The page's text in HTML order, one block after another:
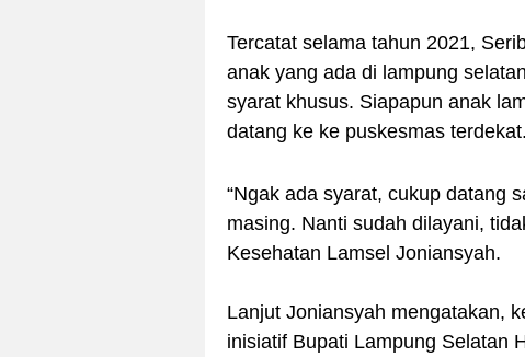
Tercatat selama tahun 2021,
anak yang ada di lampung
syarat khusus. Siapapun anak
datang ke ke puskesmas terdekat.
“Ngak ada syarat, cukup datang
masing. Nanti sudah dilayani,
Kesehatan Lamsel Joniansyah.
Lanjut Joniansyah mengatakan,
inisiatif Bupati Lampung Selatan